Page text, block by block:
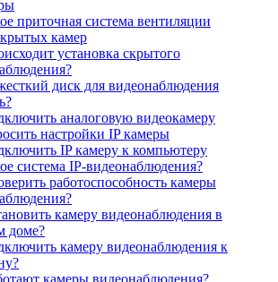
приточная система вентиляции
камер
установка скрытого
диск для видеонаблюдения
аналоговую видеокамеру
настройки IP камеры
IP камеру к компьютеру
система IP-видеонаблюдения?
работоспособность камеры
камеру видеонаблюдения в
доме?
камеру видеонаблюдения к
камеры видеонаблюдения?